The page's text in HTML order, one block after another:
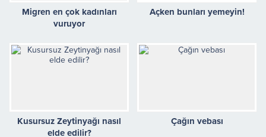
Migren en çok kadınları
vuruyor
Açken bunları yemeyin!
Kusursuz Zeytinyağı nasıl
elde edilir?
Çağın vebası